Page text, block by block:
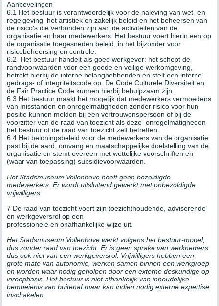
Aanbevelingen
6.1 Het bestuur is verantwoordelijk voor de naleving van wet- en
regelgeving, het artistiek en zakelijk beleid en het beheersen van
de risico’s die verbonden zijn aan de activiteiten van de
organisatie en haar medewerkers. Het bestuur voert hierin een op
de organisatie toegesneden beleid, in het bijzonder voor
risicobeheersing en controle.
6.2 Het bestuur handelt als goed werkgever: het schept de
randvoorwaarden voor een goede en veilige werkomgeving,
betrekt hierbij de interne belanghebbenden en stelt een interne
gedrags- of integriteitscode op. De Code Culturele Diversiteit en
de Fair Practice Code kunnen hierbij behulpzaam zijn.
6.3 Het bestuur maakt het mogelijk dat medewerkers vermoedens
van misstanden en onregelmatigheden zonder risico voor hun
positie kunnen melden bij een vertrouwenspersoon of bij de
voorzitter van de raad van toezicht als deze onregelmatigheden
het bestuur of de raad van toezicht zelf betreffen.
6.4 Het beloningsbeleid voor de medewerkers van de organisatie
past bij de aard, omvang en maatschappelijke doelstelling van de
organisatie en stemt overeen met wettelijke voorschriften en
(waar van toepassing) subsidievoorwaarden.
Het Stadsmuseum Vollenhove heeft geen bezoldigde
medewerkers. Er wordt uitsluitend gewerkt met onbezoldigde
vrijwilligers.
7 De raad van toezicht voert zijn toezichthoudende, adviserende
en werkgeversrol op een
professionele en onafhankelijke wijze uit.
Het Stadsmuseum Vollenhove werkt volgens het bestuur-model,
dus zonder raad van toezicht. Er is geen sprake van werknemers
dus ook niet van een werkgeversrol. Vrijwilligers hebben een
grote mate van autonomie, werken samen binnen een werkgroep
en worden waar nodig geholpen door een externe deskundige op
inroepbasis. Het bestuur is niet afhankelijk van inhoudelijke
bemoeienis van buitenaf maar kan indien nodig externe expertise
inschakelen.